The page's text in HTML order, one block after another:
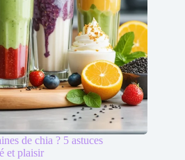
de chia ? 5 astuces
et plaisir